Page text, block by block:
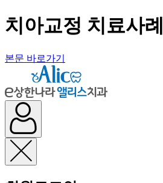
치아교정 치료사례
본문 바로가기